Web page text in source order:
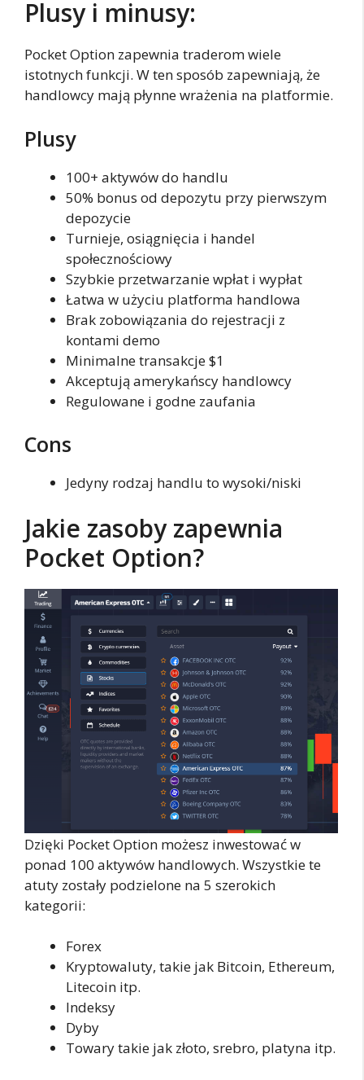
Plusy i minusy:
Pocket Option zapewnia traderom wiele
istotnych funkcji. W ten sposób zapewniają, że
handlowcy mają płynne wrażenia na platformie.
Plusy
100+ aktywów do handlu
50% bonus od depozytu przy pierwszym
depozycie
Turnieje, osiągnięcia i handel
społecznościowy
Szybkie przetwarzanie wpłat i wypłat
Łatwa w użyciu platforma handlowa
Brak zobowiązania do rejestracji z
kontami demo
Minimalne transakcje $1
Akceptują amerykańscy handlowcy
Regulowane i godne zaufania
Cons
Jedyny rodzaj handlu to wysoki/niski
Jakie zasoby zapewnia
Pocket Option?
Dzięki Pocket Option możesz inwestować w
ponad 100 aktywów handlowych. Wszystkie te
atuty zostały podzielone na 5 szerokich
kategorii:
Forex
Kryptowaluty, takie jak Bitcoin, Ethereum,
Litecoin itp.
Indeksy
Dyby
Towary takie jak złoto, srebro, platyna itp.